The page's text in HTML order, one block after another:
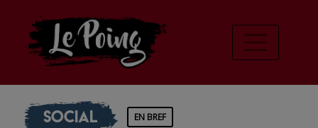
Social EN BREF